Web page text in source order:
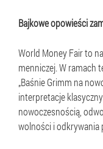
Bajkowe opowieści
World Money Fair to
menniczej. W ramach
„Baśnie Grimm na
interpretacje
nowoczesnością,
wolności i odkrywania